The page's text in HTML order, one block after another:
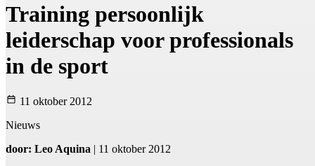
Training persoonlijk
leiderschap voor professionals
in de sport
11 oktober 2012
Nieuws
door: Leo Aquina | 11 oktober 2012